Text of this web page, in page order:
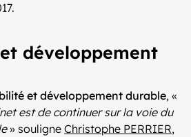
développement
et développement durable, «
est de continuer sur la voie du
» souligne Christophe PERRIER,